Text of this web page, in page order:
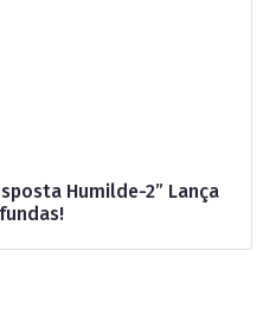
Humilde-2” Lança